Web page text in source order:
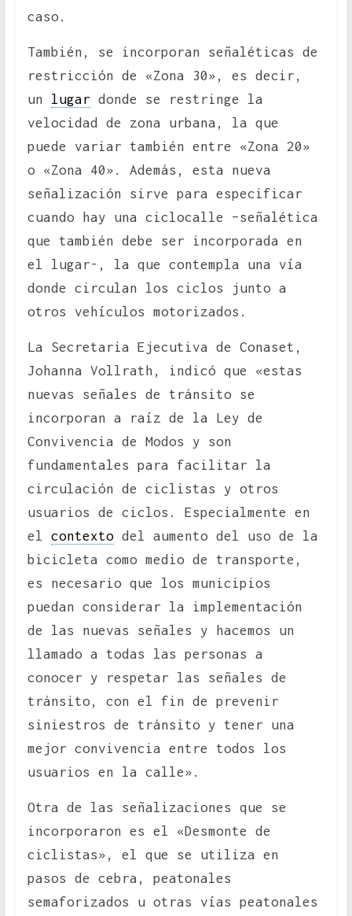
caso.
También, se incorporan señaléticas de
restricción de «Zona 30», es decir,
un lugar donde se restringe la
velocidad de zona urbana, la que
puede variar también entre «Zona 20»
o «Zona 40». Además, esta nueva
señalización sirve para especificar
cuando hay una ciclocalle –señalética
que también debe ser incorporada en
el lugar-, la que contempla una vía
donde circulan los ciclos junto a
otros vehículos motorizados.
La Secretaria Ejecutiva de Conaset,
Johanna Vollrath, indicó que «estas
nuevas señales de tránsito se
incorporan a raíz de la Ley de
Convivencia de Modos y son
fundamentales para facilitar la
circulación de ciclistas y otros
usuarios de ciclos. Especialmente en
el contextodel aumento del uso de la
bicicleta como medio de transporte,
es necesario que los municipios
puedan considerar la implementación
de las nuevas señales y hacemos un
llamado a todas las personas a
conocer y respetar las señales de
tránsito, con el fin de prevenir
siniestros de tránsito y tener una
mejor convivencia entre todos los
usuarios en la calle».
Otra de las señalizaciones que se
incorporaron es el «Desmonte de
ciclistas», el que se utiliza en
pasos de cebra, peatonales
semaforizados u otras vías peatonales